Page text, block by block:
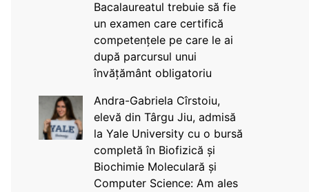
Bacalaureatul trebuie să fie
un examen care certifică
competențele pe care le ai
după parcursul unui
învățământ obligatoriu
Andra-Gabriela Cîrstoiu,
elevă din Târgu Jiu, admisă
la Yale University cu o bursă
completă în Biofizică și
Biochimie Moleculară și
Computer Science: Am ales